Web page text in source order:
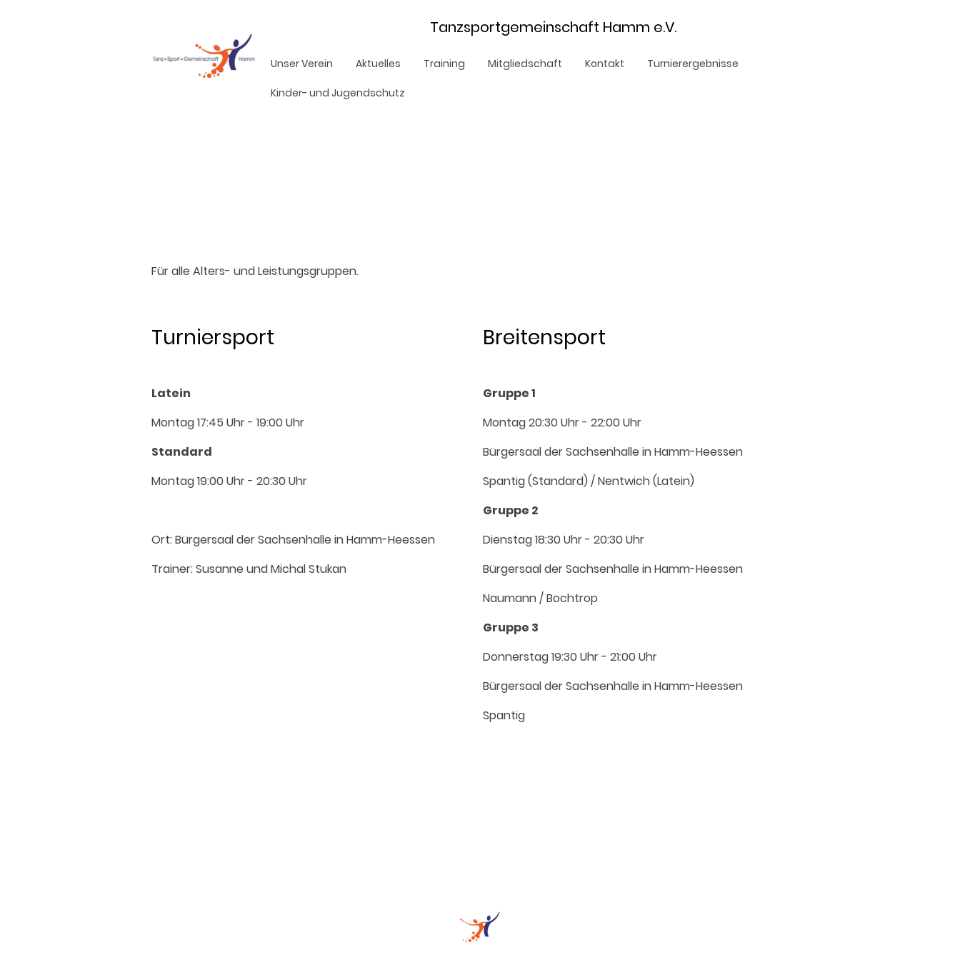
Tanzsportgemeinschaft Hamm e.V.
Unser Verein Aktuelles Training Mitgliedschaft Kontakt Turnierergebnisse
Kinder- und Jugendschutz
Für alle Alters- und Leistungsgruppen.
Turniersport
Latein
Montag 17:45 Uhr - 19:00 Uhr
Standard
Montag 19:00 Uhr - 20:30 Uhr
Ort: Bürgersaal der Sachsenhalle in Hamm-Heessen
Trainer: Susanne und Michal Stukan
Breitensport
Gruppe 1
Montag 20:30 Uhr - 22:00 Uhr
Bürgersaal der Sachsenhalle in Hamm-Heessen
Spantig (Standard) / Nentwich (Latein)
Gruppe 2
Dienstag 18:30 Uhr - 20:30 Uhr
Bürgersaal der Sachsenhalle in Hamm-Heessen
Naumann / Bochtrop
Gruppe 3
Donnerstag 19:30 Uhr - 21:00 Uhr
Bürgersaal der Sachsenhalle in Hamm-Heessen
Spantig